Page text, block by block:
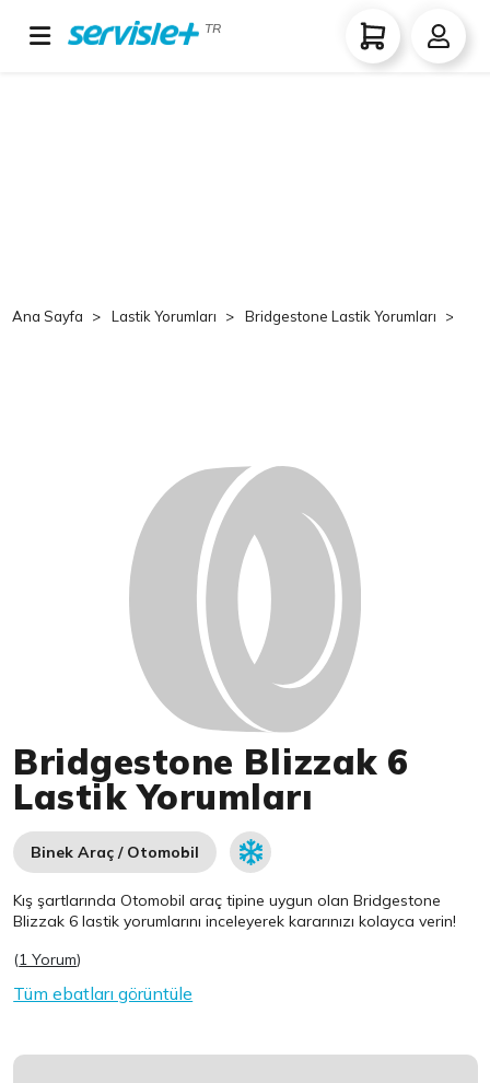
TR
Ana Sayfa Lastik Yorumları Bridgestone Lastik Yorumları
Bridgestone Blizzak 6
Lastik Yorumları
Binek Araç / Otomobil
Kış şartlarında Otomobil araç tipine uygun olanBridgestone
Blizzak 6 lastik yorumlarını inceleyerek kararınızı kolayca verin!
(1 Yorum)
Tüm ebatları görüntüle